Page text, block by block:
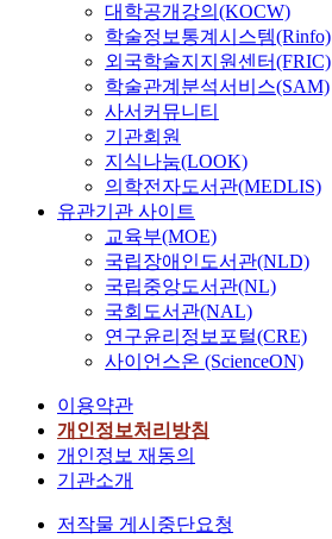
대학공개강의(KOCW)
학술정보통계시스템(Rinfo)
외국학술지지원센터(FRIC)
학술관계분석서비스(SAM)
사서커뮤니티
기관회원
지식나눔(LOOK)
의학전자도서관(MEDLIS)
유관기관 사이트
교육부(MOE)
국립장애인도서관(NLD)
국립중앙도서관(NL)
국회도서관(NAL)
연구윤리정보포털(CRE)
사이언스온 (ScienceON)
이용약관
개인정보처리방침
개인정보 재동의
기관소개
저작물 게시중단요청